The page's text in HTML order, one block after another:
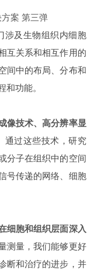
涉及生物组织内细胞
互关系和相互作用的
间中的布局、分布和
和功能。
像技术、高分辨率显
通过这些技术，研究
分子在组织中的空间
号传递的网络、细胞
细胞和组织层面深入
测量，我们能够更好
断和治疗的进步，并